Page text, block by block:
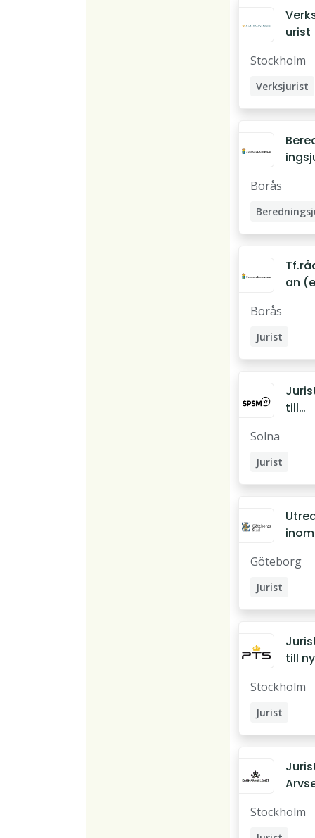
urist
Stockholm
Verksjurist
Borås
an
Borås
Jurist
Domare
till
Solna
Jurist
inom
Göteborg
Jurist
Utredare
Lantmätare
till
på
Stockholm
Jurist
Stockholm